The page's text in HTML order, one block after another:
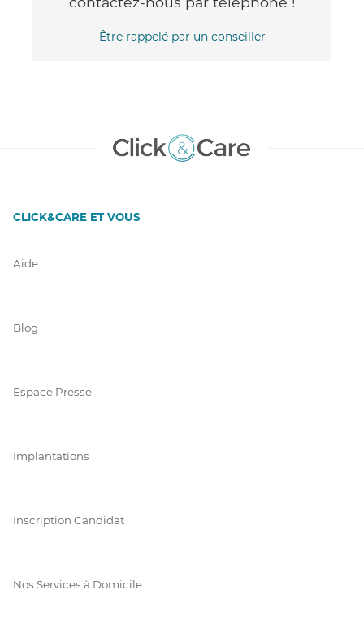
Être rappelé par un conseiller
CLICK&CARE ET VOUS
Aide
Blog
Espace Presse
Implantations
Inscription Candidat
Nos Services à Domicile